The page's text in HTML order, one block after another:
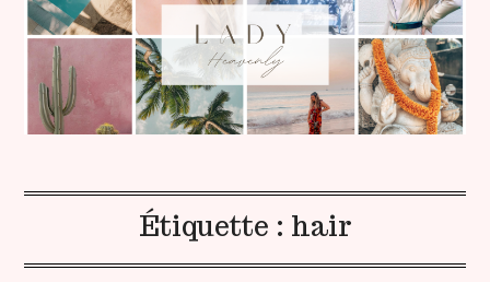
Étiquette : hair